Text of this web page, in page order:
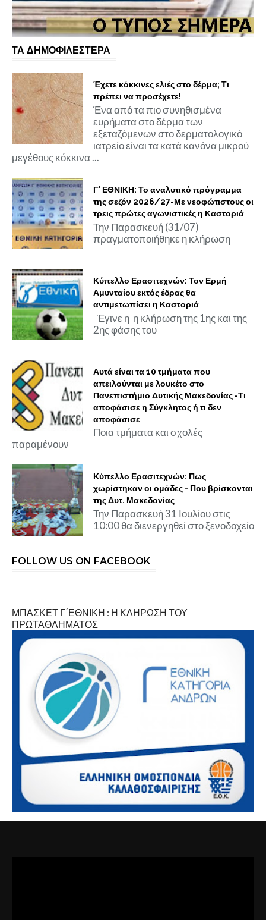
ΤΑ ΔΗΜΟΦΙΛΕΣΤΕΡΑ
Έχετε κόκκινες ελιές στο δέρμα; Τι
πρέπει να προσέχετε!
Ένα από τα πιο συνηθισμένα
ευρήματα στο δέρμα των
εξεταζόμενων στο δερματολογικό
ιατρείο είναι τα κατά κανόνα μικρού
μεγέθους κόκκινα ...
Γ' ΕΘΝΙΚΗ: Το αναλυτικό πρόγραμμα
της σεζόν 2026/27-Με νεοφώτιστους οι
τρεις πρώτες αγωνιστικές η Καστοριά
Την Παρασκευή (31/07)
πραγματοποιήθηκε η κλήρωση
Κύπελλο Ερασιτεχνών: Τον Ερμή
Αμυνταίου εκτός έδρας θα
αντιμετωπίσει η Καστοριά
Έγινε η η κλήρωση της 1ης και της
2ης φάσης του
Αυτά είναι τα 10 τμήματα που
απειλούνται με λουκέτο στο
Πανεπιστήμιο Δυτικής Μακεδονίας -Τι
αποφάσισε η Σύγκλητος ή τι δεν
αποφάσισε
Ποια τμήματα και σχολές
παραμένουν
Κύπελλο Ερασιτεχνών: Πως
χωρίστηκαν οι ομάδες - Που βρίσκονται
της Δυτ. Μακεδονίας
Την Παρασκευή 31 Ιουλίου στις
10:00 θα διενεργηθεί στο ξενοδοχείο
FOLLOW US ON FACEBOOK
ΜΠΑΣΚΕΤ Γ΄ΕΘΝΙΚΗ : Η ΚΛΗΡΩΣΗ ΤΟΥ
ΠΡΩΤΑΘΛΗΜΑΤΟΣ